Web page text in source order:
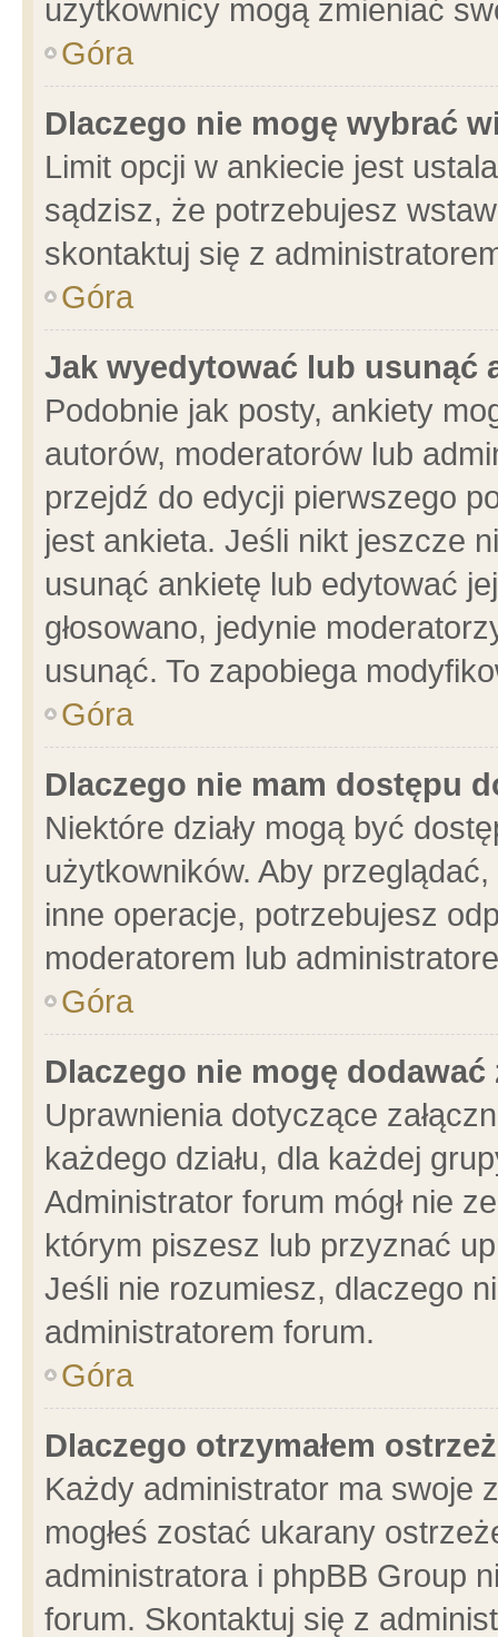
użytkownicy mogą zmieniać
Góra
Dlaczego nie mogę wybrać
Limit opcji w ankiecie jest
sądzisz, że potrzebujesz
skontaktuj się z
Góra
Jak wyedytować lub usunąć
Podobnie jak posty, ankiety
autorów, moderatorów lub
przejdź do edycji pierwszego
jest ankieta. Jeśli nikt jeszcze
usunąć ankietę lub edytować
głosowano, jedynie
usunąć. To zapobiega
Góra
Dlaczego nie mam dostępu
Niektóre działy mogą być
użytkowników. Aby
inne operacje, potrzebujesz
moderatorem lub
Góra
Dlaczego nie mogę dodawać
Uprawnienia dotyczące
każdego działu, dla każdej
Administrator forum mógł nie
którym piszesz lub przyznać
Jeśli nie rozumiesz, dlaczego
administratorem forum.
Góra
Dlaczego otrzymałem
Każdy administrator ma swoje
mogłeś zostać ukarany
administratora i phpBB Group
forum. Skontaktuj się z